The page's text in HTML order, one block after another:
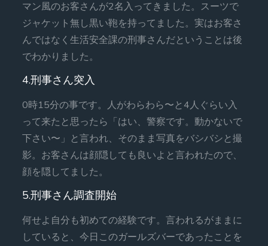
マン風のお客さんが2名入ってきました。スーツで
ジャケット無し黒い鞄を持ってました。実はお客さ
んではなく生活安全課の刑事さんだということは後
でわかりました。
4.刑事さん突入
0時15分の事です。人がわらわら〜と4人ぐらい入
って来たと思ったら「はい、警察です。動かないで
下さい〜」と言われ、そのまま写真をバシバシと撮
影。お客さんは顔隠しても良いよと言われたので、
顔を隠してました。
5.刑事さん調査開始
何せよ自分も初めての経験です。言われるがままに
していると、今日このガールズバーであったことを